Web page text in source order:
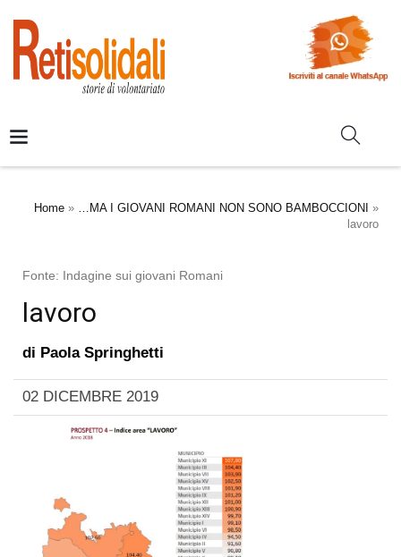
Home » …MA I GIOVANI ROMANI NON SONO BAMBOCCIONI »
lavoro
Fonte: Indagine sui giovani Romani
lavoro
di Paola Springhetti
02 DICEMBRE 2019